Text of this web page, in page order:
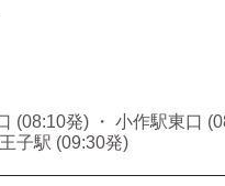
(08:10発) ・ 小作駅東口
子駅 (09:30発)